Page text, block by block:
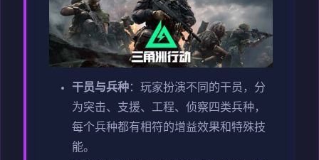
干员与兵种：玩家扮演不同的干员，分
为突击、支援、工程、侦察四类兵种，
每个兵种都有相符的增益效果和特殊技
能。